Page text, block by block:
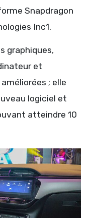
Snapdragon
Inc1.
graphiques,
et
; elle
logiciel et
atteindre 10